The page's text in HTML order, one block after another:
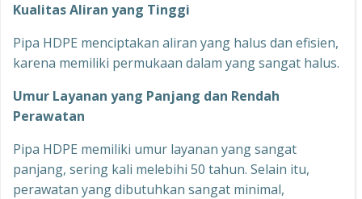
Kualitas Aliran yang Tinggi
Pipa HDPE menciptakan aliran yang halus dan efisien,
karena memiliki permukaan dalam yang sangat halus.
Umur Layanan yang Panjang dan Rendah
Perawatan
Pipa HDPE memiliki umur layanan yang sangat
panjang, sering kali melebihi 50 tahun. Selain itu,
perawatan yang dibutuhkan sangat minimal,